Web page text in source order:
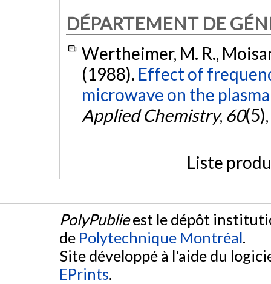
DÉPARTEMENT DE
Wertheimer, M. R.,
(1988). Effect of
microwave on the
Applied Chemistry, 60
Liste
PolyPublieest le dépôt
de Polytechnique Montréal.
Site développé à l'aide du
EPrints.